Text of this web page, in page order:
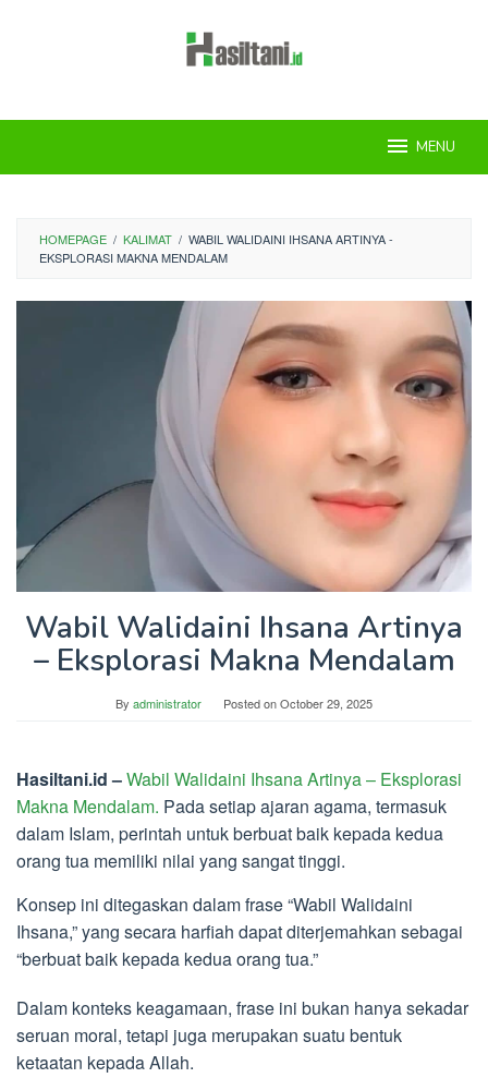
MENU
HOMEPAGE / KALIMAT / WABIL WALIDAINI IHSANA ARTINYA -
EKSPLORASI MAKNA MENDALAM
Wabil Walidaini Ihsana Artinya
– Eksplorasi Makna Mendalam
By administrator Posted onOctober 29, 2025
Hasiltani.id –Wabil Walidaini Ihsana Artinya – Eksplorasi
Makna Mendalam. Pada setiap ajaran agama, termasuk
dalam Islam, perintah untuk berbuat baik kepada kedua
orang tua memiliki nilai yang sangat tinggi.
Konsep ini ditegaskan dalam frase “Wabil Walidaini
Ihsana,” yang secara harfiah dapat diterjemahkan sebagai
“berbuat baik kepada kedua orang tua.”
Dalam konteks keagamaan, frase ini bukan hanya sekadar
seruan moral, tetapi juga merupakan suatu bentuk
ketaatan kepada Allah.